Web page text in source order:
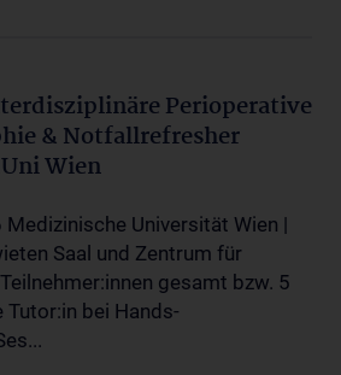
Perioperative
& Notfallrefresher
Wien
Universität Wien |
Saal und Zentrum für
gesamt bzw. 5
Tutor:in bei Hands-